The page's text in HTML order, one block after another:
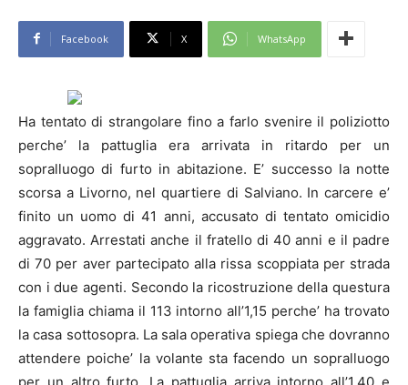
Facebook X WhatsApp
Ha tentato di strangolare fino a farlo svenire il poliziotto
perche’ la pattuglia era arrivata in ritardo per un
sopralluogo di furto in abitazione. E’ successo la notte
scorsa a Livorno, nel quartiere di Salviano. In carcere e’
finito un uomo di 41 anni, accusato di tentato omicidio
aggravato. Arrestati anche il fratello di 40 anni e il padre
di 70 per aver partecipato alla rissa scoppiata per strada
con i due agenti. Secondo la ricostruzione della questura
la famiglia chiama il 113 intorno all’1,15 perche’ ha trovato
la casa sottosopra. La sala operativa spiega che dovranno
attendere poiche’ la volante sta facendo un sopralluogo
per un altro furto. La pattuglia arriva intorno all’1,40 e